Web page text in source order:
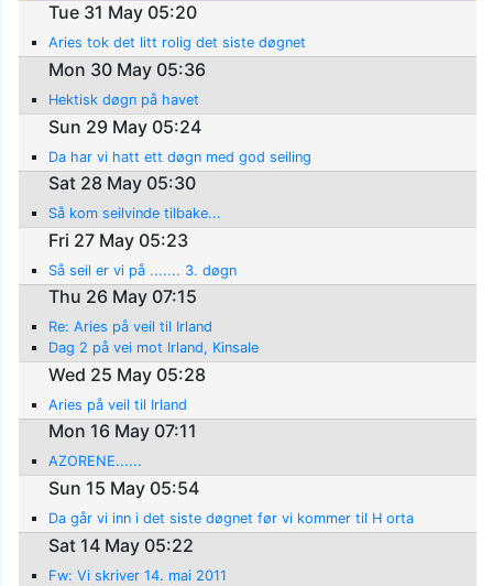
Tue 31 May 05:20
Aries tok det litt rolig det siste døgnet
Mon 30 May 05:36
Hektisk døgn på havet
Sun 29 May 05:24
Da har vi hatt ett døgn med god seiling
Sat 28 May 05:30
Så kom seilvinde tilbake...
Fri 27 May 05:23
Så seil er vi på ....... 3. døgn
Thu 26 May 07:15
Re: Aries på veil til Irland
Dag 2 på vei mot Irland, Kinsale
Wed 25 May 05:28
Aries på veil til Irland
Mon 16 May 07:11
AZORENE......
Sun 15 May 05:54
Da går vi inn i det siste døgnet før vi kommer til H orta
Sat 14 May 05:22
Fw: Vi skriver 14. mai 2011